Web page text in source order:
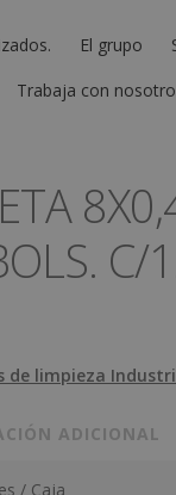
El grupo
Trabaja con
C/
de limpieza
ADICIONAL
/ Caja